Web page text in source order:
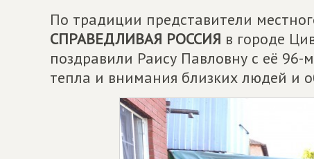
По традиции представители
СПРАВЕДЛИВАЯ РОССИЯ в городе
поздравили Раису Павловну с её
тепла и внимания близких людей и